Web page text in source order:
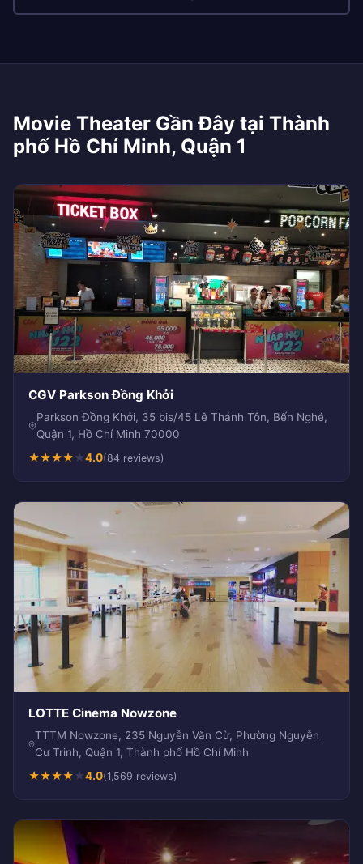
Movie Theater Gần Đây tại Thành
phố Hồ Chí Minh, Quận 1
CGV Parkson Đồng Khởi
Parkson Đồng Khởi, 35 bis/45 Lê Thánh Tôn, Bến Nghé,
Quận 1, Hồ Chí Minh 70000
★★★★★4.0(84 reviews)
LOTTE Cinema Nowzone
TTTM Nowzone, 235 Nguyễn Văn Cừ, Phường Nguyễn
Cư Trinh, Quận 1, Thành phố Hồ Chí Minh
★★★★★4.0(1,569 reviews)